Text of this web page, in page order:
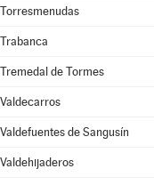
Torresmenudas
Trabanca
Tremedal de Tormes
Valdecarros
Valdefuentes de Sangusín
Valdehijaderos